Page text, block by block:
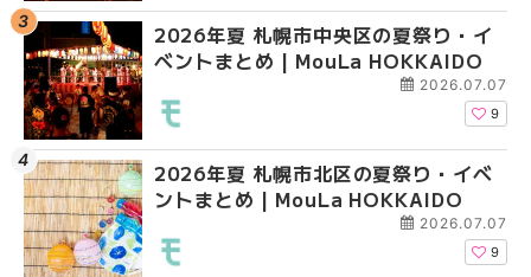
2026年夏 札幌市中央区の夏祭り・イ
ベントまとめ | MouLa HOKKAIDO
2026.07.07
9
2026年夏 札幌市北区の夏祭り・イベ
ントまとめ | MouLa HOKKAIDO
2026.07.07
9
2026年夏 札幌市豊平
ベントまとめ |
2026年夏 札幌市西区
ントまとめ | MouLa
2026年夏 札幌市白石
ベントまとめ |
2026年夏 札幌市西区
ントまとめ | MouLa